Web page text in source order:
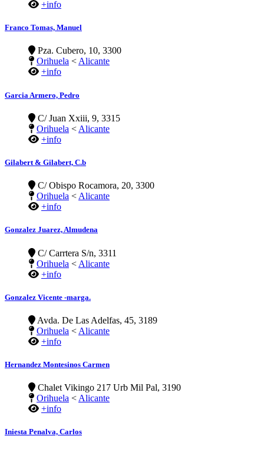
+info
Franco Tomas, Manuel
Pza. Cubero, 10, 3300
Orihuela <Alicante
+info
Garcia Armero, Pedro
C/ Juan Xxiii, 9, 3315
Orihuela < Alicante
+info
Gilabert & Gilabert, C.b
C/ Obispo Rocamora, 20, 3300
Orihuela < Alicante
+info
Gonzalez Juarez, Almudena
C/ Carrtera S/n, 3311
Orihuela < Alicante
+info
Gonzalez Vicente -marga.
Avda. De Las Adelfas, 45, 3189
Orihuela < Alicante
+info
Hernandez Montesinos Carmen
Chalet Vikingo 217 Urb Mil Pal, 3190
Orihuela < Alicante
+info
Iniesta Penalva, Carlos